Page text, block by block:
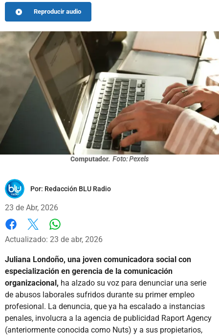
Reproducir audio
Computador. Foto: Pexels
Por: Redacción BLU Radio
23 de Abr, 2026
Facebook
X
Actualizado: 23 de abr, 2026
Juliana Londoño, una joven comunicadora social con
especialización en gerencia de la comunicación
organizacional, ha alzado su voz para denunciar una serie
de abusos laborales sufridos durante su primer empleo
profesional. La denuncia, que ya ha escalado a instancias
penales, involucra a la agencia de publicidad Raport Agency
(anteriormente conocida como Nuts) y a sus propietarios,